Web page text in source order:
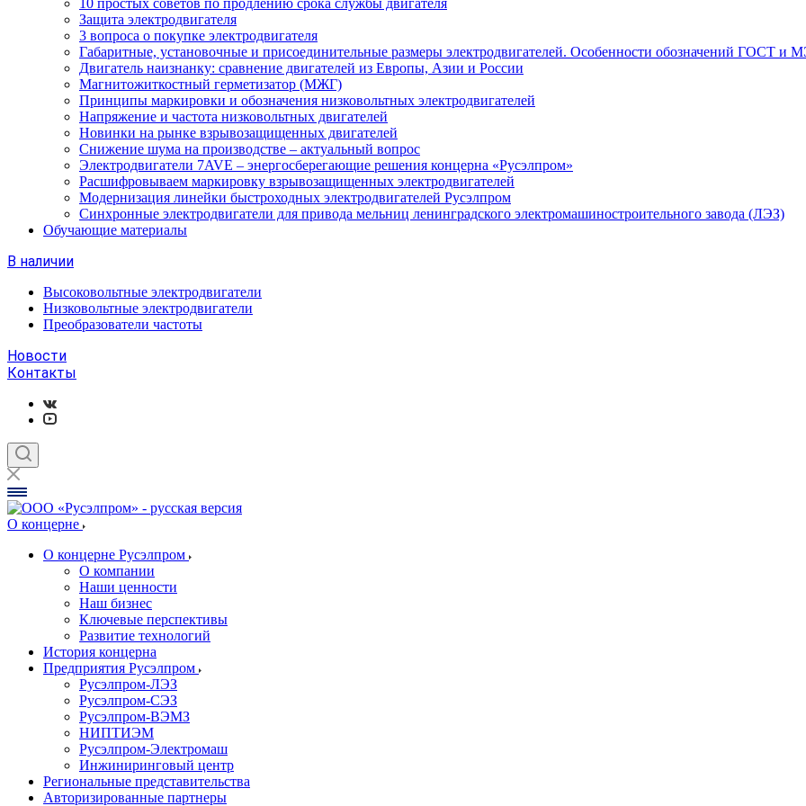
10 простых советов по продлению срока службы двигателя
Защита электродвигателя
3 вопроса о покупке электродвигателя
Габаритные, установочные и присоединительные размеры электродвигателей. Особенности обозначений ГОСТ и
Двигатель наизнанку: сравнение двигателей из Европы, Азии и России
Магнитожиткостный герметизатор (МЖГ)
Принципы маркировки и обозначения низковольтных электродвигателей
Напряжение и частота низковольтных двигателей
Новинки на рынке взрывозащищенных двигателей
Снижение шума на производстве – актуальный вопрос
Электродвигатели 7AVE – энергосберегающие решения концерна «Русэлпром»
Расшифровываем маркировку взрывозащищенных электродвигателей
Модернизация линейки быстроходных электродвигателей Русэлпром
Синхронные электродвигатели для привода мельниц ленинградского электромашиностроительного завода (ЛЭЗ)
Обучающие материалы
В наличии
Высоковольтные электродвигатели
Низковольтные электродвигатели
Преобразователи частоты
Новости
Контакты
О концерне
О концерне Русэлпром
О компании
Наши ценности
Наш бизнес
Ключевые перспективы
Развитие технологий
История концерна
Предприятия Русэлпром
Русэлпром-ЛЭЗ
Русэлпром-СЭЗ
Русэлпром-ВЭМЗ
НИПТИЭМ
Русэлпром-Электромаш
Инжиниринговый центр
Региональные представительства
Авторизированные партнеры